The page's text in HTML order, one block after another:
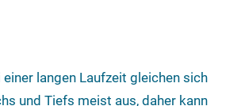
einer langen Laufzeit gleichen sich
und Tiefs meist aus, daher kann